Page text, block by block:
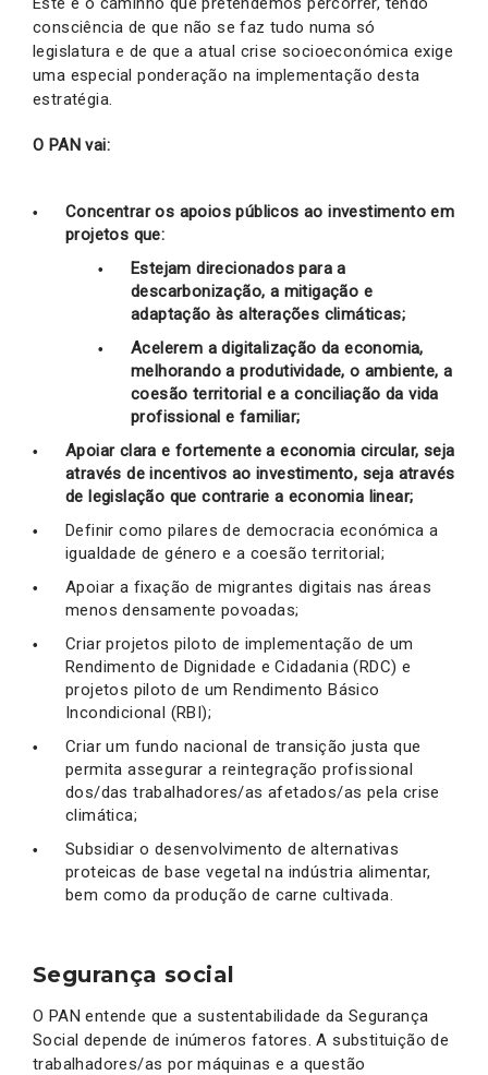
consciência de que não se faz tudo numa só
legislatura e de que a atual crise socioeconómica exige
uma especial ponderação na implementação desta
estratégia.
O PAN vai:
Concentrar os apoios públicos ao investimento em
projetos que:
Estejam direcionados para a
descarbonização, a mitigação e
adaptação às alterações climáticas;
Acelerem a digitalização da economia,
melhorando a produtividade, o ambiente, a
coesão territorial e a conciliação da vida
profissional e familiar;
Apoiar clara e fortemente a economia circular, seja
através de incentivos ao investimento, seja através
de legislação que contrarie a economia linear;
Definir como pilares de democracia económica a
igualdade de género e a coesão territorial;
Apoiar a fixação de migrantes digitais nas áreas
menos densamente povoadas;
Criar projetos piloto de implementação de um
Rendimento de Dignidade e Cidadania (RDC) e
projetos piloto de um Rendimento Básico
Incondicional (RBI);
Criar um fundo nacional de transição justa que
permita assegurar a reintegração profissional
dos/das trabalhadores/as afetados/as pela crise
climática;
Subsidiar o desenvolvimento de alternativas
proteicas de base vegetal na indústria alimentar,
bem como da produção de carne cultivada.
Segurança social
O PAN entende que a sustentabilidade da Segurança
Social depende de inúmeros fatores. A substituição de
trabalhadores/as por máquinas e a questão